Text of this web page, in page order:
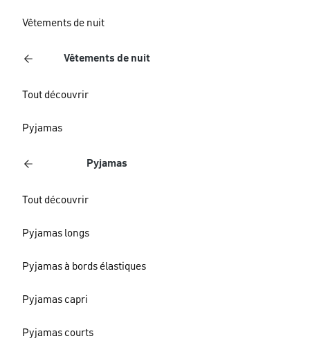
Vêtements de nuit
Vêtements de nuit
Tout découvrir
Pyjamas
Pyjamas
Tout découvrir
Pyjamas longs
Pyjamas à bords élastiques
Pyjamas capri
Pyjamas courts